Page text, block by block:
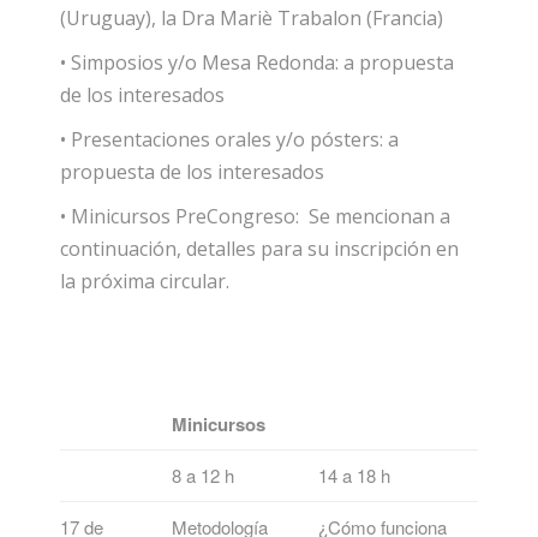
(Uruguay), la Dra Mariè Trabalon (Francia)
• Simposios y/o Mesa Redonda: a propuesta
de los interesados
• Presentaciones orales y/o pósters: a
propuesta de los interesados
• Minicursos PreCongreso: Se mencionan a
continuación, detalles para su inscripción en
la próxima circular.
Minicursos
8 a 12 h 14 a 18 h
17 de Metodología ¿Cómo funciona